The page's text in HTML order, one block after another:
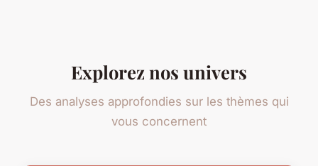
Explorez nos univers
Des analyses approfondies sur les thèmes qui
vous concernent